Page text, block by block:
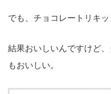
でも、チョコレートリキ
結果おいしいんですけど
もおいしい。